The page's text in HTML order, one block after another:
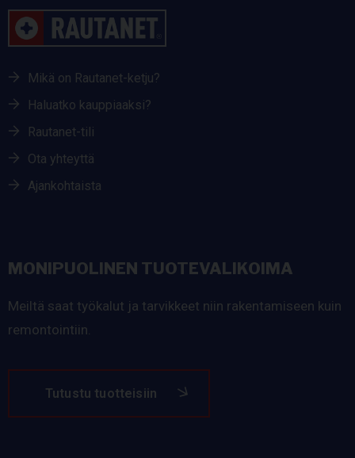
Mikä on Rautanet-ketju?
Haluatko kauppiaaksi?
Rautanet-tili
Ota yhteyttä
Ajankohtaista
MONIPUOLINEN TUOTEVALIKOIMA
Meiltä saat työkalut ja tarvikkeet niin rakentamiseen kuin
remontointiin.
Tutustu tuotteisiin